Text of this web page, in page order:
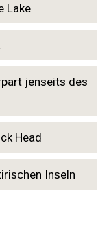
Lake
jenseits des
Head
Inseln